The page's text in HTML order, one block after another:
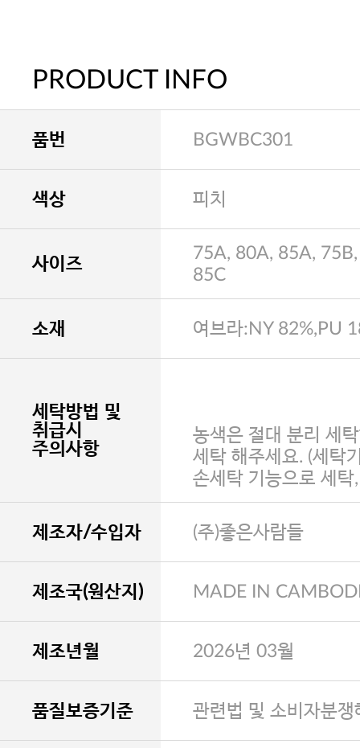
PRODUCT INFO
품번 BGWBC301
색상 피치
사이즈
75A, 80A, 85A,
85C
소재 여브라:NY 82%,PU
세탁방법 및
취급시
주의사항
농색은 절대 분리 세
세탁 해주세요. (세탁
손세탁 기능으로 세탁
제조자/수입자 (주)좋은사람들
제조국(원산지) MADE IN
제조년월 2026년 03월
품질보증기준 관련법 및 소비자분